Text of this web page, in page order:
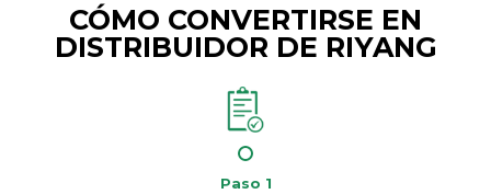
CÓMO CONVERTIRSE EN
DISTRIBUIDOR DE RIYANG
Paso 1